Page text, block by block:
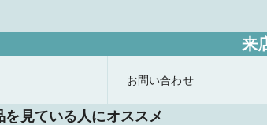
来
お問い合わせ
を見ている人にオススメ